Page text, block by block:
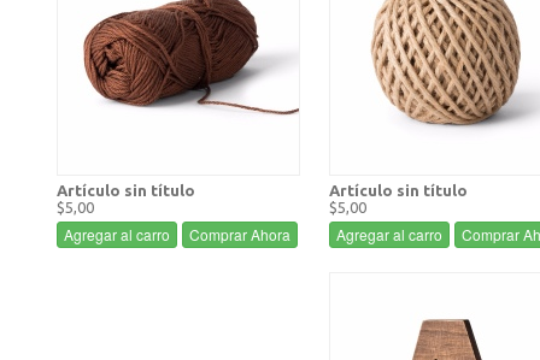
Artículo sin título
$5,00
Agregar al carro Comprar Ahora
Artículo sin título
$5,00
Agregar al carro Comprar